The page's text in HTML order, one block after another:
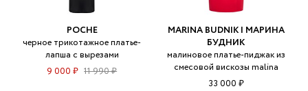
POCHE
черное трикотажное платье-
лапша с вырезами
9 000 ₽ 11 990 ₽
MARINA BUDNIK | МАРИНА
БУДНИК
малиновое платье-пиджак из
смесовой вискозы malina
33 000 ₽